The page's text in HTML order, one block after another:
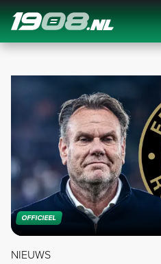
Navigation
OFFICIEEL
NIEUWS